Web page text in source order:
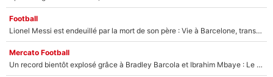
Football
Lionel Messi est endeuillé par la mort de son père : Vie à Barcelone, transfert au PSG... voilà comment Jorge Messi a joué un rôle essentiel dans sa carrière !
Mercato Football
Un record bientôt explosé grâce à Bradley Barcola et Ibrahim Mbaye : Le PSG sur le point de réaliser un mercato historique ?